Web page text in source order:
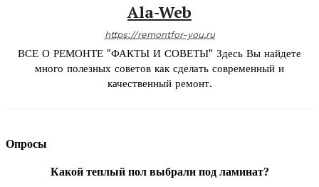
Ala-Web
https://remontfor-you.ru
ВСЕ О РЕМОНТЕ "ФАКТЫ И СОВЕТЫ" Здесь Вы найдете
много полезных советов как сделать современный и
качественный ремонт.
Опросы
Какой теплый пол выбрали под ламинат?